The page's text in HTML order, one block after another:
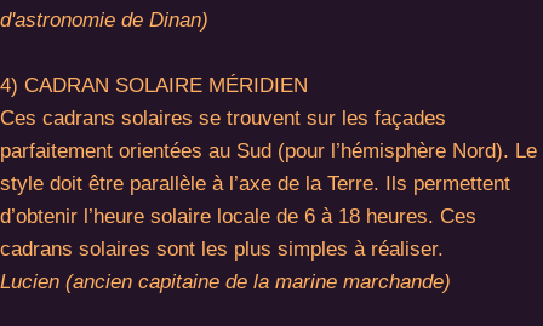
d'astronomie de Dinan)
4) CADRAN SOLAIRE MÉRIDIEN
Ces cadrans solaires se trouvent sur les façades
parfaitement orientées au Sud (pour l’hémisphère Nord). Le
style doit être parallèle à l’axe de la Terre. Ils permettent
d’obtenir l’heure solaire locale de 6 à 18 heures. Ces
cadrans solaires sont les plus simples à réaliser.
Lucien (ancien capitaine de la marine marchande)